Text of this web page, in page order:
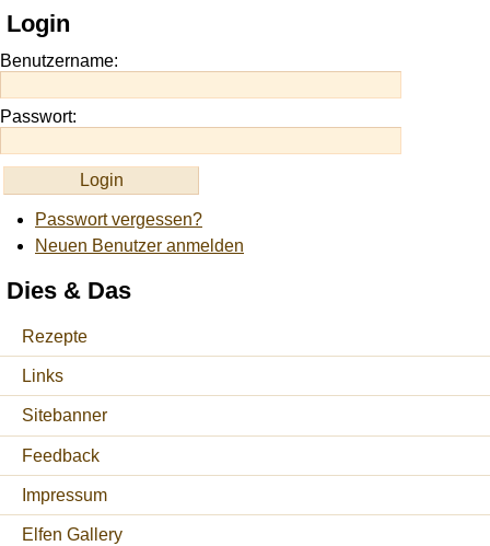
site
https://onlineslots.money/
Login
Benutzername:
Passwort:
Passwort vergessen?
Neuen Benutzer anmelden
Dies & Das
Rezepte
Links
Sitebanner
Feedback
Impressum
Elfen Gallery